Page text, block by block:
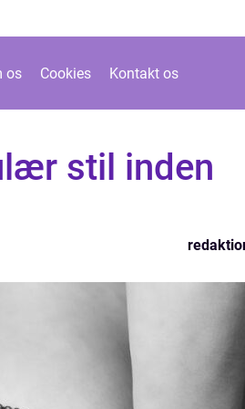
os Cookies Kontakt os
stil inden